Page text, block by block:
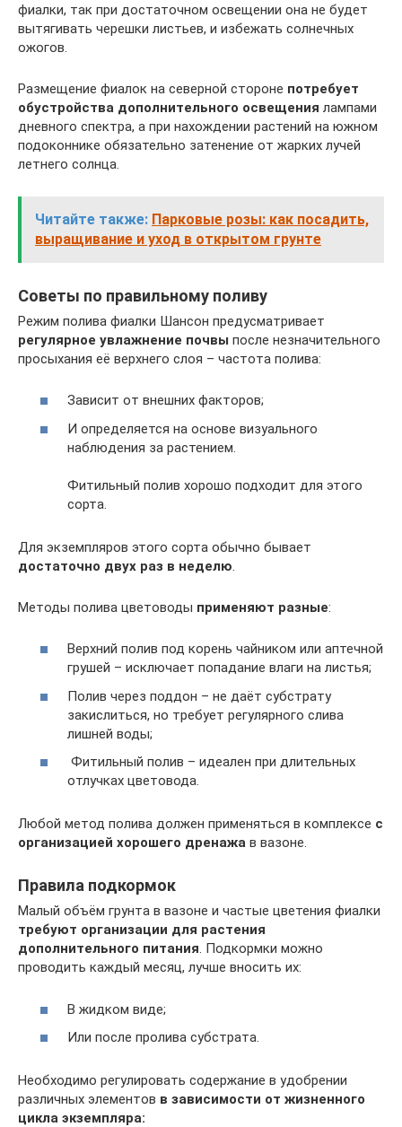
фиалки, так при достаточном освещении она не будет
вытягивать черешки листьев, и избежать солнечных
ожогов.
Размещение фиалок на северной стороне потребует
обустройства дополнительного освещения лампами
дневного спектра, а при нахождении растений на южном
подоконнике обязательно затенение от жарких лучей
летнего солнца.
Читайте также: Парковые розы: как посадить,
выращивание и уход в открытом грунте
Советы по правильному поливу
Режим полива фиалки Шансон предусматривает
регулярное увлажнение почвы после незначительного
просыхания её верхнего слоя – частота полива:
Зависит от внешних факторов;
И определяется на основе визуального
наблюдения за растением.
Фитильный полив хорошо подходит для этого
сорта.
Для экземпляров этого сорта обычно бывает
достаточно двух раз в неделю
Методы полива цветоводы применяют разные:
Верхний полив под корень чайником или аптечной
грушей – исключает попадание влаги на листья;
Полив через поддон – не даёт субстрату
закислиться, но требует регулярного слива
лишней воды;
Фитильный полив – идеален при длительных
отлучках цветовода.
Любой метод полива должен применяться в комплексе с
организацией хорошего дренажа в вазоне.
Правила подкормок
Малый объём грунта в вазоне и частые цветения фиалки
требуют организации для растения
дополнительного питания. Подкормки можно
проводить каждый месяц, лучше вносить их:
В жидком виде;
Или после пролива субстрата.
Необходимо регулировать содержание в удобрении
различных элементов в зависимости от жизненного
цикла экземпляра: